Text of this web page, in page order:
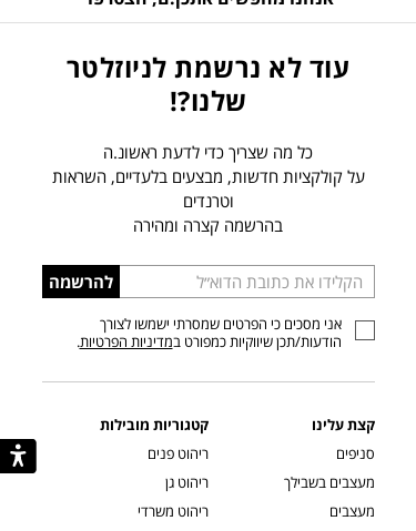
עוד לא נרשמת לניוזלטר
שלנו?!
כל מה שצריך כדי לדעת ראשונ.ה
על קולקציות חדשות, מבצעים בלעדיים, השראות
וטרנדים
בהרשמה קצרה ומהירה
הכניסו
כתובת
דוא”ל
להרשמה
אני מסכים כי הפרטים שמסרתי ישמשו לצורך
הודעות/תכן שיווקיות כמפורט במדיניות הפרטיות.
קצת עלינו
סניפים
מעצבים בשבילך
מעצבים
קטגוריות מובילות
ריהוט פנים
ריהוט גן
ריהוט משרדי